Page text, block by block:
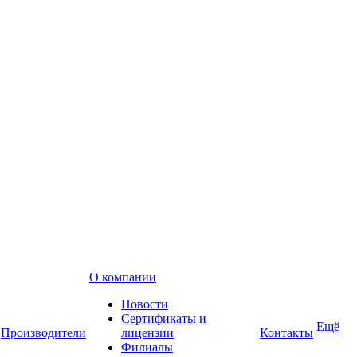
Производители
О компании
Новости
Сертификаты и
лицензии
Филиалы
Контакты Ещё